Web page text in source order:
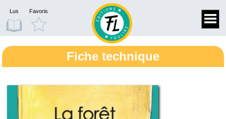
Lus Favoris
Fiche technique